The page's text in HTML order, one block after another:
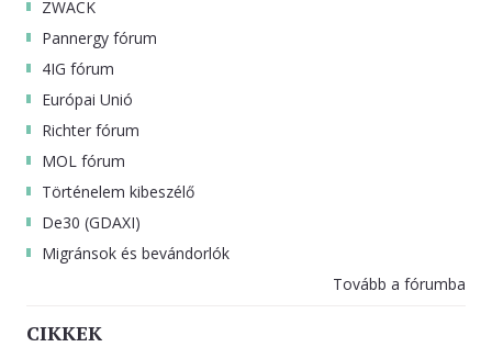
ZWACK
Pannergy fórum
4IG fórum
Európai Unió
Richter fórum
MOL fórum
Történelem kibeszélő
De30 (GDAXI)
Migránsok és bevándorlók
Tovább a fórumba
CIKKEK